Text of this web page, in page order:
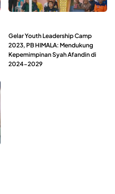
Gelar Youth Leadership Camp
2023, PB HIMALA: Mendukung
Kepemimpinan Syah Afandin di
2024-2029